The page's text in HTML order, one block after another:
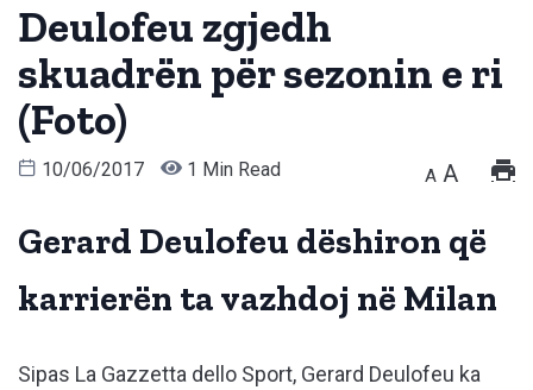
Deulofeu zgjedh
skuadrën për sezonin e ri
(Foto)
10/06/2017 1 Min Read A A
Gerard Deulofeu dëshiron që
karrierën ta vazhdoj në Milan
Sipas La Gazzetta dello Sport, Gerard Deulofeu ka